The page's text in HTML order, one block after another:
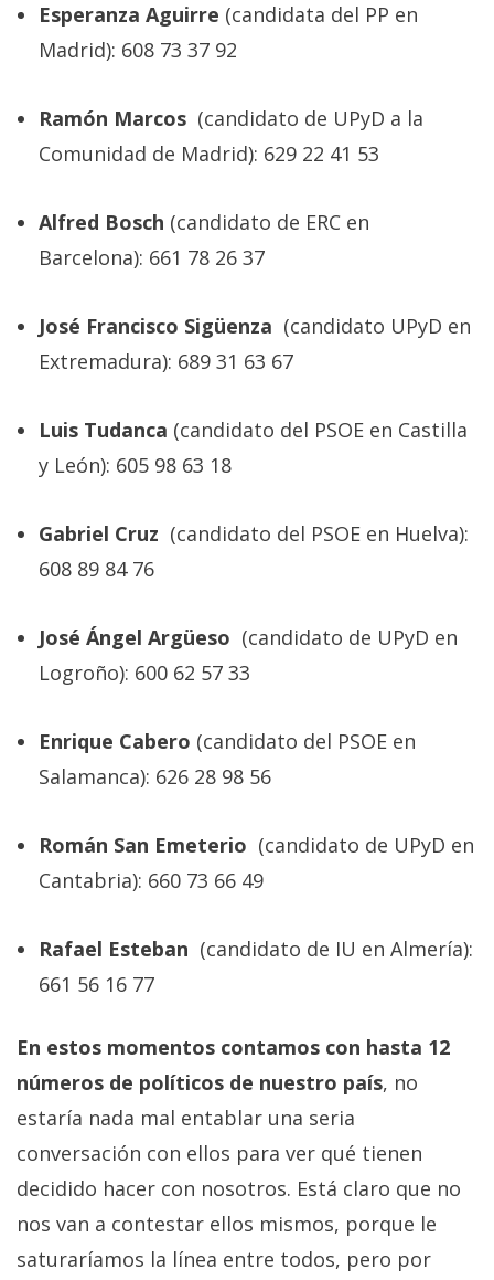
Informático
(CC) 2006-
2026.Algunos
Esperanza Aguirre (candidata del PP en
Madrid): 608 73 37 92
Ramón Marcos (candidato de UPyD a la
Comunidad de Madrid): 629 22 41 53
Alfred Bosch (candidato de ERC en
Barcelona): 661 78 26 37
José Francisco Sigüenza (candidato UPyD en
Extremadura): 689 31 63 67
Luis Tudanca (candidato del PSOE en Castilla
y León): 605 98 63 18
Gabriel Cruz (candidato del PSOE en Huelva):
608 89 84 76
José Ángel Argüeso (candidato de UPyD en
Logroño): 600 62 57 33
Enrique Cabero (candidato del PSOE en
Salamanca): 626 28 98 56
Román San Emeterio (candidato de UPyD en
Cantabria): 660 73 66 49
Rafael Esteban (candidato de IU en Almería):
661 56 16 77
En estos momentos contamos con hasta 12
números de políticos de nuestro país, no
estaría nada mal entablar una seria
conversación con ellos para ver qué tienen
decidido hacer con nosotros. Está claro que no
nos van a contestar ellos mismos, porque le
saturaríamos la línea entre todos, pero por